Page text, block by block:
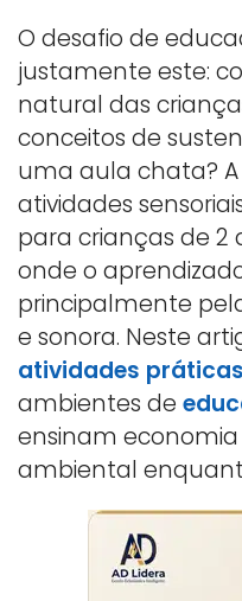
O desafio de
justamente este:
natural das
conceitos de
uma aula chata?
atividades
para crianças de 2
onde o
principalmente
e sonora. Neste
atividades práticas
ambientes de
ensinam
ambiental